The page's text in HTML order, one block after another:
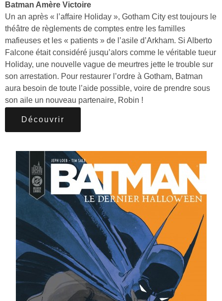
Batman Amère Victoire
Un an après « l’affaire Holiday », Gotham City est toujours le
théâtre de règlements de comptes entre les familles
mafieuses et les « patients » de l’asile d’Arkham. Si Alberto
Falcone était considéré jusqu’alors comme le véritable tueur
Holiday, une nouvelle vague de meurtres jette le trouble sur
son arrestation. Pour restaurer l’ordre à Gotham, Batman
aura besoin de toute l’aide possible, voire de prendre sous
son aile un nouveau partenaire, Robin !
Découvrir